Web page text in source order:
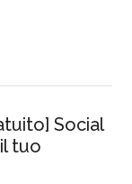
Social
tuo